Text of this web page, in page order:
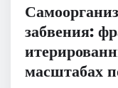
забвения:
масштабах